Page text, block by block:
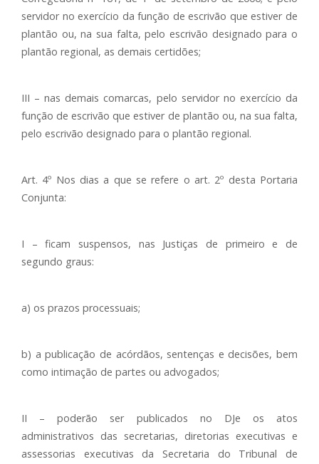
servidor no exercício da função de escrivão que estiver de
plantão ou, na sua falta, pelo escrivão designado para o
plantão regional, as demais certidões;
III – nas demais comarcas, pelo servidor no exercício da
função de escrivão que estiver de plantão ou, na sua falta,
pelo escrivão designado para o plantão regional.
Art. 4º Nos dias a que se refere o art. 2º desta Portaria
Conjunta:
I – ficam suspensos, nas Justiças de primeiro e de
segundo graus:
a) os prazos processuais;
b) a publicação de acórdãos, sentenças e decisões, bem
como intimação de partes ou advogados;
II – poderão ser publicados no DJe os atos
administrativos das secretarias, diretorias executivas e
assessorias executivas da Secretaria do Tribunal de